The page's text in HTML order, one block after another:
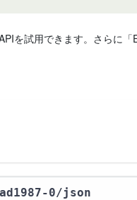
を試用できます。さらに
0/json